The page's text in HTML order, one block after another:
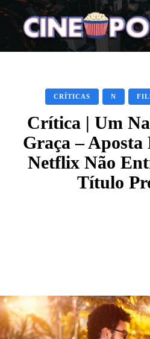
CRÍTICAS N
Crítica | Um
Graça –
Netflix Não
Título